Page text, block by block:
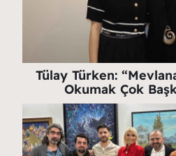
Tülay Türken:
Okumak Çok